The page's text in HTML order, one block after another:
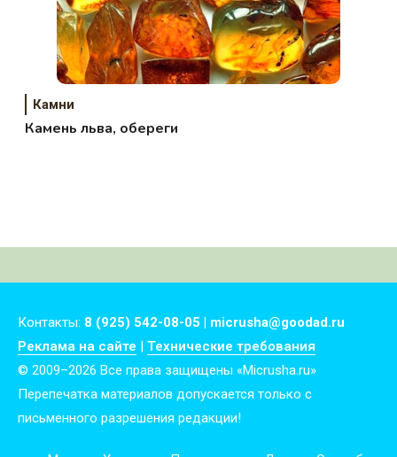
Камни
Камень льва, обереги
Контакты: 8 (925) 542-08-05 | micrusha@goodad.ru
Реклама на сайте | Технические требования
© 2009–2026 Все права защищены «Micrusha.ru»
Перепечатка материалов допускается только с
письменного разрешения редакции!